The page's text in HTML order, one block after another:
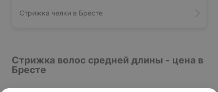
Стрижка челки в Бресте
Стрижка волос средней длины - цена в
Бресте